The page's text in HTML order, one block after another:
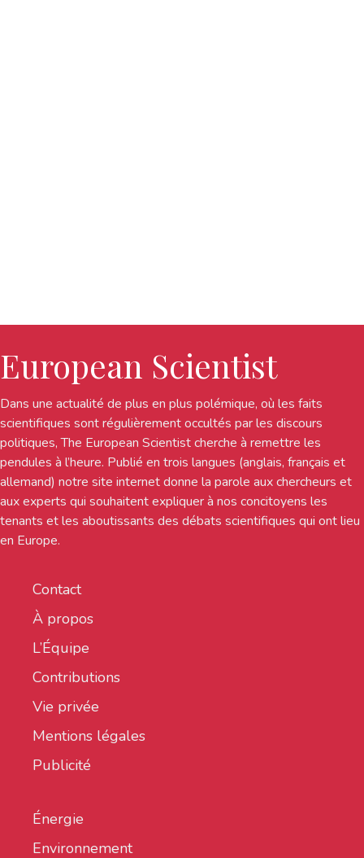
European Scientist
Dans une actualité de plus en plus polémique, où les faits
scientifiques sont régulièrement occultés par les discours
politiques, The European Scientist cherche à remettre les
pendules à l’heure. Publié en trois langues (anglais, français et
allemand) notre site internet donne la parole aux chercheurs et
aux experts qui souhaitent expliquer à nos concitoyens les
tenants et les aboutissants des débats scientifiques qui ont lieu
en Europe.
Contact
À propos
L’Équipe
Contributions
Vie privée
Mentions légales
Publicité
Énergie
Environnement